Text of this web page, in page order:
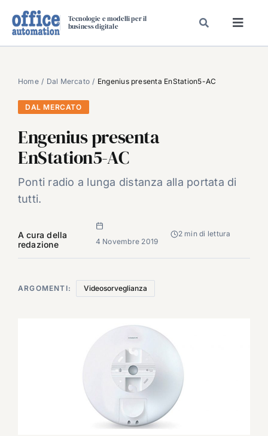
Tecnologie e modelli per il
business digitale
SPECIAL PAPER
TAVOLE ROTONDE DI REDAZIONE
CARRIERE
VIDEO
EVENTI
Home Dal Mercato Engenius presenta EnStation5-AC
DAL MERCATO
Engenius presenta
EnStation5-AC
Ponti radio a lunga distanza alla portata di
tutti.
A cura della
redazione
4 Novembre 2019
2 min di lettura
ARGOMENTI: Videosorveglianza